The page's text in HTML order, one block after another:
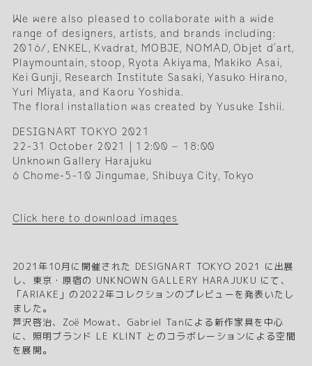
We were also pleased to collaborate with a wide
range of designers, artists, and brands including:
2016/, ENKEL, Kvadrat, MOBJE, NOMAD, Objet d’art,
Playmountain, stoop, Ryota Akiyama, Makiko Asai,
Kei Gunji, Research Institute Sasaki, Yasuko Hirano,
Yuri Miyata, and Kaoru Yoshida.
The floral installation was created by Yusuke Ishii.
DESIGNART TOKYO 2021
22-31 October 2021 | 12:00 – 18:00
Unknown Gallery Harajuku
6 Chome-5-10 Jingumae, Shibuya City, Tokyo
Click here to download images
2021年10月に開催された DESIGNART TOKYO 2021 に出展
し、東京・原宿の UNKNOWN GALLERY HARAJUKU にて、
「ARIAKE」の2022年コレクションのプレビューを発表いたし
ました。
芦沢啓治、Zoë Mowat、Gabriel Tanによる新作家具を中心
に、照明ブランド LE KLINT とのコラボレーションによる空間
を展開。